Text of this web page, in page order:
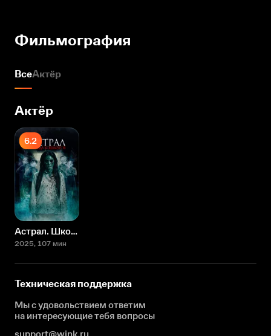
Фильмография
ВсеАктёр
Актёр
6.2
Астрал. Школа кошмаров
2025, 107 мин
Техническая поддержка
Мы с удовольствием ответим
на интересующиетебя вопросы